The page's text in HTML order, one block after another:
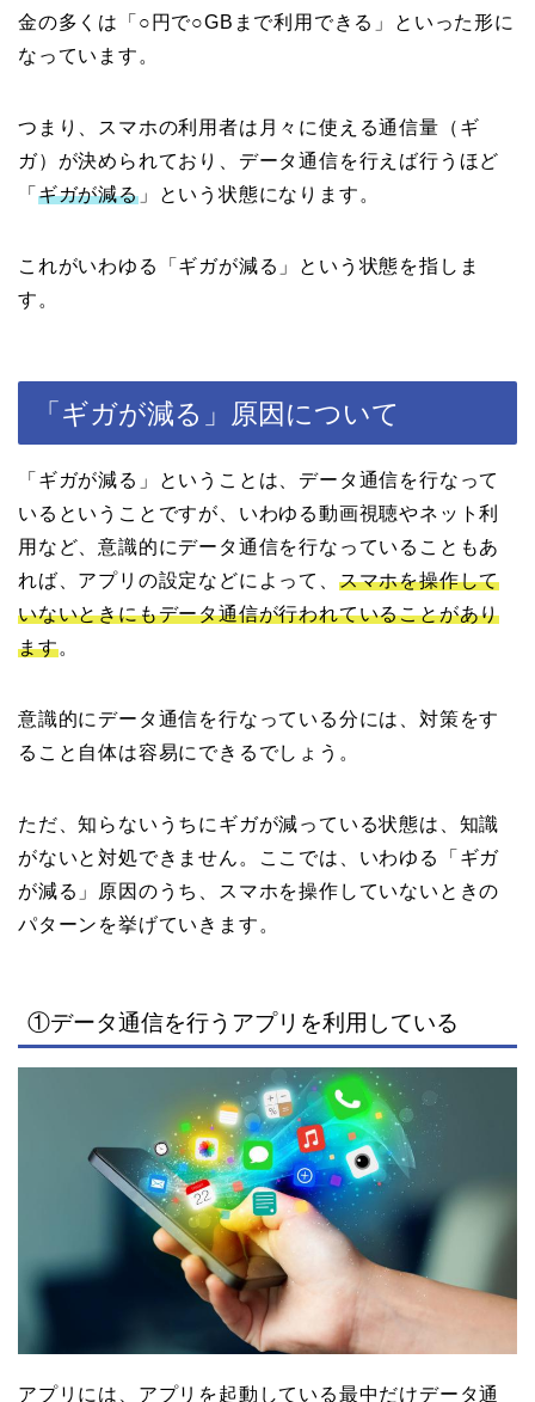
金の多くは「○円で○GBまで利用できる」といった形に
なっています。
つまり、スマホの利用者は月々に使える通信量（ギ
ガ）が決められており、データ通信を行えば行うほど
「 ギガが減る」という状態になります。
これがいわゆる「ギガが減る」という状態を指しま
す。
「ギガが減る」原因について
「ギガが減る」ということは、データ通信を行なって
いるということですが、いわゆる動画視聴やネット利
用など、意識的にデータ通信を行なっていることもあ
れば、アプリの設定などによって、 スマホを操作して
いないときにもデータ通信が行われていることがあり
ます。
意識的にデータ通信を行なっている分には、対策をす
ること自体は容易にできるでしょう。
ただ、知らないうちにギガが減っている状態は、知識
がないと対処できません。ここでは、いわゆる「ギガ
が減る」原因のうち、スマホを操作していないときの
パターンを挙げていきます。
①データ通信を行うアプリを利用している
アプリには、アプリを起動している最中だけデータ通